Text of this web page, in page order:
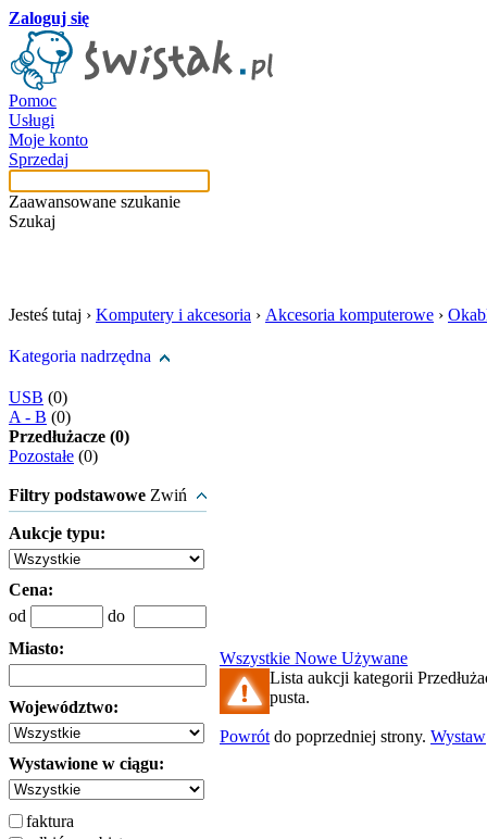
Zaloguj się
Pomoc
Usługi
Moje konto
Sprzedaj
Zaawansowane szukanie
Szukaj
Jesteś tutaj › Komputery i akcesoria › Akcesoria komputerowe ›
Kategoria nadrzędna
USB (0)
A - B (0)
Przedłużacze (0)
Pozostałe (0)
Filtry podstawowe Zwiń
Aukcje typu:
Cena:
od
do
Miasto:
Województwo:
Wystawione w ciągu:
faktura
Wszystkie Nowe Używane
Lista aukcji kategorii
pusta.
Powrót do poprzedniej strony. Wystaw